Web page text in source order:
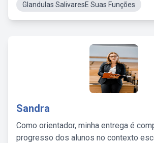
Glandulas SalivaresE Suas Funções
Sandra
Como orientador, minha entrega é
progresso dos alunos no contexto